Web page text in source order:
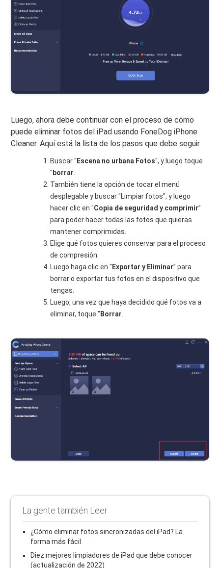
Luego, ahora debe continuar con el proceso de cómo
puede eliminar fotos del iPad usando FoneDog iPhone
Cleaner. Aquí está la lista de los pasos que debe seguir.
Buscar " Escena no urbana Fotos", y luego toque
"borrar.
También tiene la opción de tocar el menú
desplegable y buscar "Limpiar fotos", y luego
hacer clic en "Copia de seguridad y comprimir”
para poder hacer todas las fotos que quieras
mantener comprimidas.
Elige qué fotos quieres conservar para el proceso
de compresión.
Luego haga clic en " Exportar y Eliminar” para
borrar o exportar tus fotos en el dispositivo que
tengas.
Luego, una vez que haya decidido qué fotos va a
eliminar, toque " Borrar.
La gente también Leer
¿Cómo eliminar fotos sincronizadas del iPad? La
forma más fácil
Diez mejores limpiadores de iPad que debe conocer
(actualización de 2022)